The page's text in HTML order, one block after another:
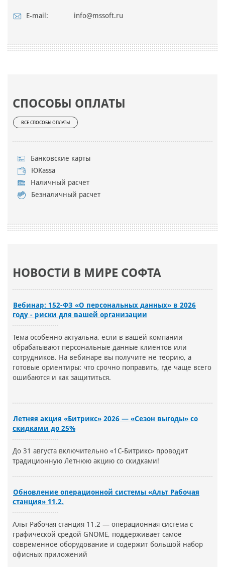
E-mail: info@mssoft.ru
СПОСОБЫ ОПЛАТЫ
ВСЕ СПОСОБЫ ОПЛАТЫ
Банковские карты
ЮKassa
Наличный расчет
Безналичный расчет
НОВОСТИ В МИРЕ СОФТА
Вебинар: 152-ФЗ «О персональных данных» в 2026
году - риски для вашей организации
Тема особенно актуальна, если в вашей компании
обрабатывают персональные данные клиентов или
сотрудников. На вебинаре вы получите не теорию, а
готовые ориентиры: что срочно поправить, где чаще всего
ошибаются и как защититься.
Летняя акция «Битрикс» 2026 — «Сезон выгоды» со
скидками до 25%
До 31 августа включительно «1С-Битрикс» проводит
традиционную Летнюю акцию со скидками!
Обновление операционной системы «Альт Рабочая
станция» 11.2.
Альт Рабочая станция 11.2 — операционная система с
графической средой GNOME, поддерживает самое
современное оборудование и содержит большой набор
офисных приложений